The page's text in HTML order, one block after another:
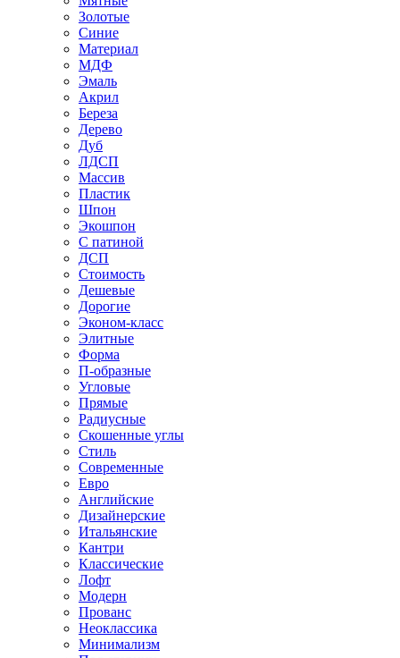
Золотые
Синие
Материал
МДФ
Эмаль
Акрил
Береза
Дерево
Дуб
ЛДСП
Массив
Пластик
Шпон
Экошпон
С патиной
ДСП
Стоимость
Дешевые
Дорогие
Эконом-класс
Элитные
Форма
П-образные
Угловые
Прямые
Радиусные
Скошенные углы
Стиль
Современные
Евро
Английские
Дизайнерские
Итальянские
Кантри
Классические
Лофт
Модерн
Прованс
Неоклассика
Минимализм